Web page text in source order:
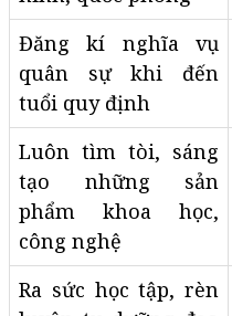
Đăng kí nghĩa vụ
quân sự khi đến
tuổi quy định
Luôn tìm tòi, sáng
tạo những sản
phẩm khoa học,
công nghệ
Ra sức học tập, rèn